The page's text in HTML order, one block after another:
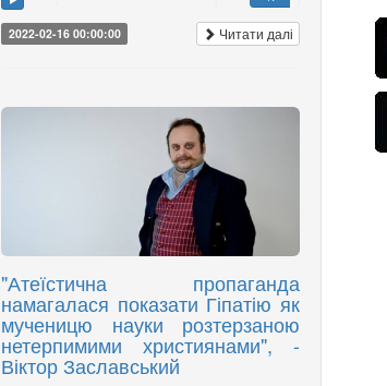
2022-02-16 00:00:00 Читати далі
"Атеїстична пропаганда
намагалася показати Гіпатію як
мученицю науки розтерзаною
нетерпимими християнами", -
Віктор Заславський